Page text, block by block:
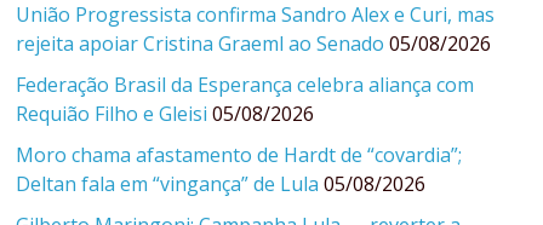
União Progressista confirma Sandro Alex e Curi, mas
rejeita apoiar Cristina Graeml ao Senado 05/08/2026
Federação Brasil da Esperança celebra aliança com
Requião Filho e Gleisi 05/08/2026
Moro chama afastamento de Hardt de “covardia”;
Deltan fala em “vingança” de Lula 05/08/2026